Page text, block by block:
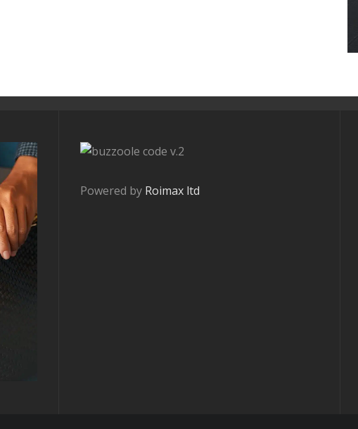
v.2
Powered by Roimax ltd